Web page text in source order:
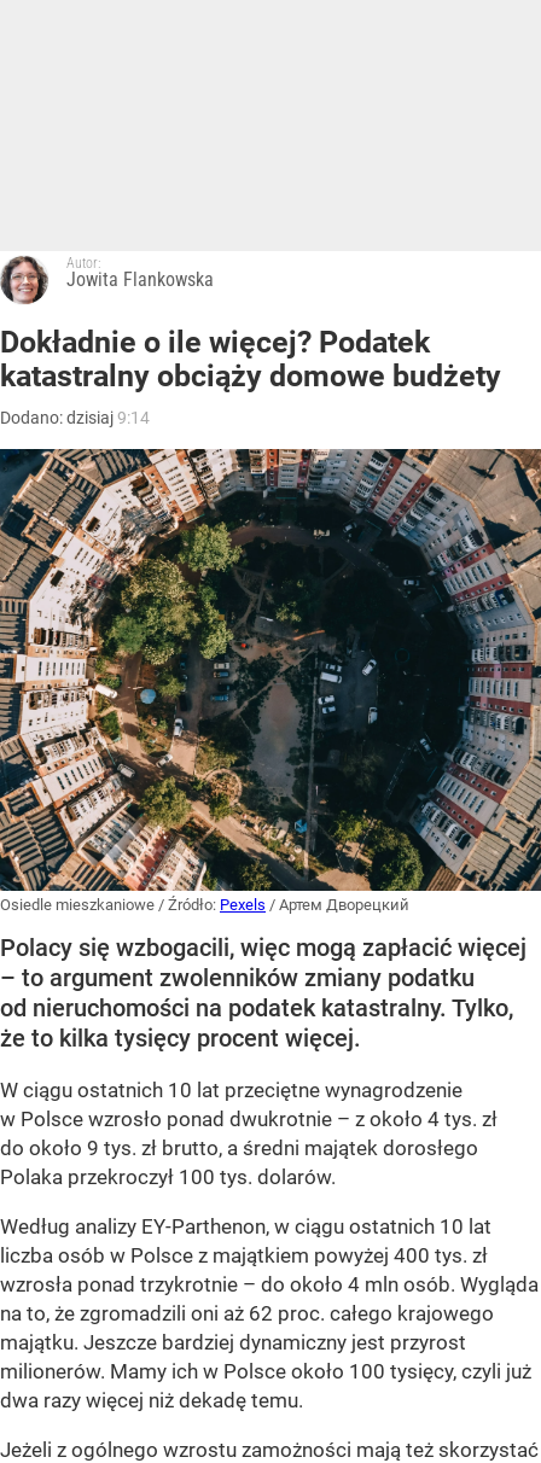
Autor:
Jowita Flankowska
Dokładnie o ile więcej? Podatek
katastralny obciąży domowe budżety
Dodano:dzisiaj9:14
Osiedle mieszkaniowe / Źródło: Pexels / Артем Дворецкий
Polacy się wzbogacili, więc mogą zapłacić więcej
– to argument zwolenników zmiany podatku
od nieruchomości na podatek katastralny. Tylko,
że to kilka tysięcy procent więcej.
W ciągu ostatnich 10 lat przeciętne wynagrodzenie
w Polsce wzrosło ponad dwukrotnie – z około 4 tys. zł
do około 9 tys. zł brutto, a średni majątek dorosłego
Polaka przekroczył 100 tys. dolarów.
Według analizy EY-Parthenon, w ciągu ostatnich 10 lat
liczba osób w Polsce z majątkiem powyżej 400 tys. zł
wzrosła ponad trzykrotnie – do około 4 mln osób. Wygląda
na to, że zgromadzili oni aż 62 proc. całego krajowego
majątku. Jeszcze bardziej dynamiczny jest przyrost
milionerów. Mamy ich w Polsce około 100 tysięcy, czyli już
dwa razy więcej niż dekadę temu.
Jeżeli z ogólnego wzrostu zamożności mają też skorzystać